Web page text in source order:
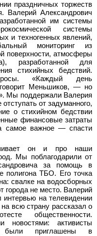
праздничных торжеств
Валерий Александрович
им системы
системы
и техногенных явлений,
мониторинг из
поверхности, атмосферы
разработанной для
стихийных бедствий.
«Каждый день
Меньшиков, — но
Мы поддержали Валерия
от задуманного,
о стихийном бедствии
финансовые затраты
самое важное — спасти
он и про наши
Мы поблагодарили от
за помощь в
полигона ТБО. Его точка
свалке на водосборных
города не место. Валерий
на телевидении
всю страну рассказал о
общественности.
активисты
были приглашены в